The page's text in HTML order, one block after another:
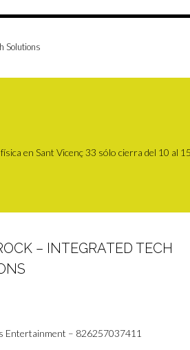
Solutions
en Sant Vicenç 33 sólo cierra del 10 al
– INTEGRATED TECH
Entertainment – 826257037411